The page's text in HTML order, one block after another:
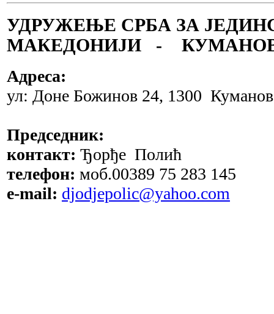
УДРУЖЕЊЕ СРБА ЗА
МАКЕДОНИЈИ -
Адреса:
ул: Доне Божинов 24, 1300
Председник:
контакт: Ђорђе Полић
телефон: моб.00389 75 283 145
e-mail: djodjepolic@yahoo.com